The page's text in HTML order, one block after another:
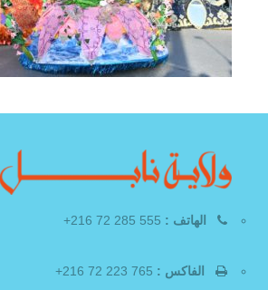
الهاتف :
الفاكس :